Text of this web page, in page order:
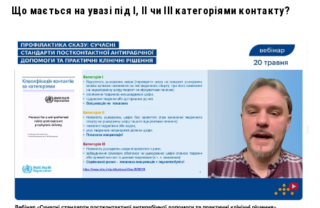
Що мається на увазі під I, II чи III категоріями контакту?